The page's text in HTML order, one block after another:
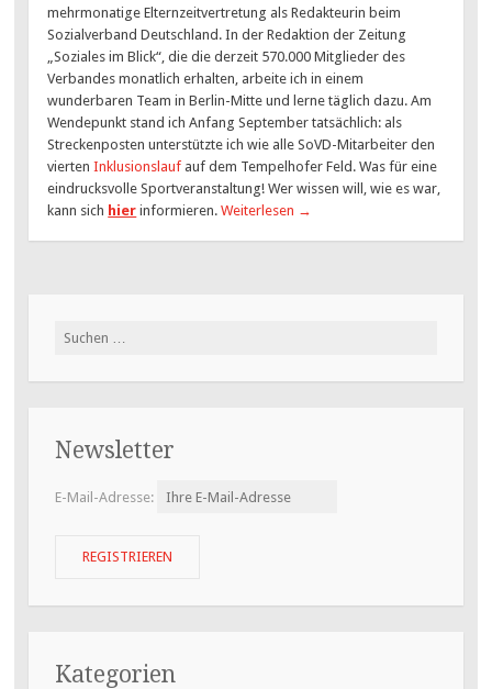
mehrmonatige Elternzeitvertretung als Redakteurin beim
Sozialverband Deutschland. In der Redaktion der Zeitung
„Soziales im Blick“, die die derzeit 570.000 Mitglieder des
Verbandes monatlich erhalten, arbeite ich in einem
wunderbaren Team in Berlin-Mitte und lerne täglich dazu. Am
Wendepunkt stand ich Anfang September tatsächlich: als
Streckenposten unterstützte ich wie alle SoVD-Mitarbeiter den
viertenInklusionslauf auf dem Tempelhofer Feld. Was für eine
eindrucksvolle Sportveranstaltung! Wer wissen will, wie es war,
kann sich hier informieren.Weiterlesen →
Suchen
Newsletter
E-Mail-Adresse:
Kategorien